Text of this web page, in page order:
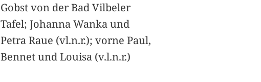
Gobst von der Bad Vilbeler
Tafel; Johanna Wanka und
Petra Raue (vl.n.r.); vorne Paul,
Bennet und Louisa (v.l.n.r.)